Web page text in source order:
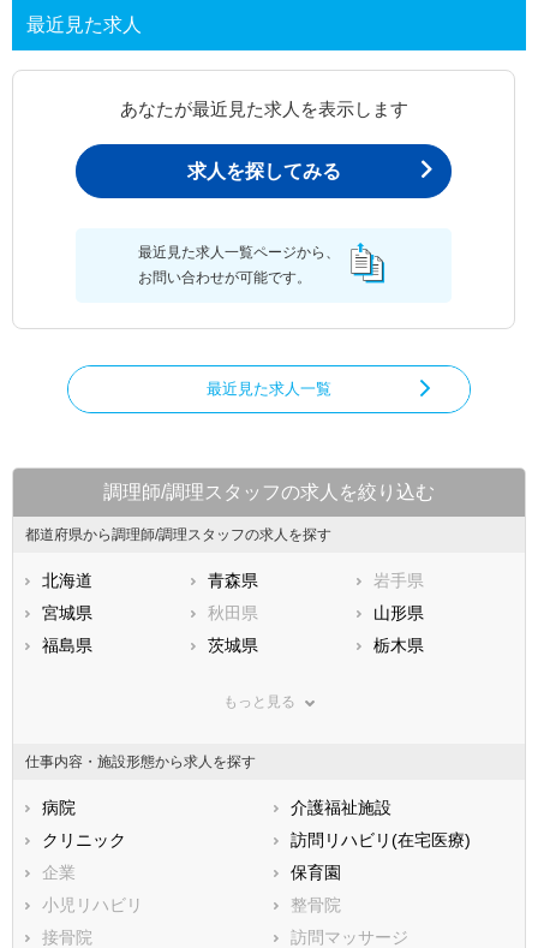
最近見た求人
あなたが最近見た求人を表示します
求人を探してみる
最近見た求人一覧ページから、
お問い合わせが可能です。
最近見た求人一覧
調理師/調理スタッフの求人を絞り込む
都道府県から調理師/調理スタッフの求人を探す
北海道 青森県
岩手県
宮城県
秋田県
山形県
福島県
茨城県
栃木県
神奈川県
石川県
福井県
静岡県
三重県
滋賀県
大阪府
兵庫県
鳥取県
広島県
徳島県
もっと見る
仕事内容・施設形態から求人を探す
病院
介護福祉施設
クリニック
訪問リハビリ(在宅医療)
企業
保育園
小児リハビリ
整骨院
接骨院
訪問マッサージ